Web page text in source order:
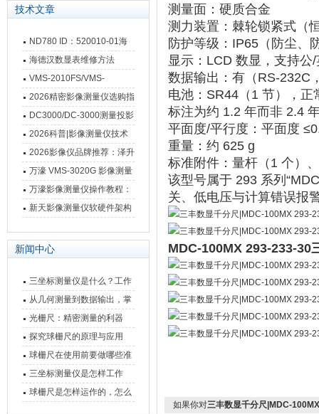
技术文章
ND780 ID：520010-01海
德汉数显表故障维修内容
海德汉数显表维修方法
VMS-2010FS/VMS-
3020FS/VMS-4030FS手动
影像测量仪技术参数
2026精密影像测量仪选购指
南 靠谱品牌一站式选型推荐
DC3000/DC-3000测量投影
仪万濠数据处理器数显表故
障维修方法
2026科普|影像测量仪技术
原理、分类及选型应用
2026影像仪品牌推荐：泽升
影像测量仪选型指南
万濠 VMS-3020G 影像测量
仪技术规格与应用解析
万濠影像测量仪操作教程：
从开机到出报告，新手也能
新天影像测量仪软硬件架构
新闻中心
三坐标测量仪是什么？工作
原理、分类与核心功能一次
讲清
从几何测量到数据输出，掌
握万濠影像测量仪的六大核
心能力
光栅尺：精密测量的利器
探究球栅尺的原理与应用
球栅尺在使用前要做哪些准
备工作？
三坐标测量仪是怎样工作
的，功能有什么优势？
球栅尺是怎样运作的，怎么
‌测量面‌：硬质合金
测力装置‌：棘轮锁紧式（
防护等级‌：IP65（防尘、
显示‌：LCD 数显，支持
数据输出‌：有（RS-232C
电池‌：SR44（1 节），正
标注为约 1.2 年而非 2.4
平面度/平行度‌：平面度
‌重量‌：约 625 g
标准附件‌：量杆（1 个）
该型号属于 293 系列
关、低电压与计算错误报
MDC-100MX 293-233-30
如果你对三丰数显千分尺|MDC-